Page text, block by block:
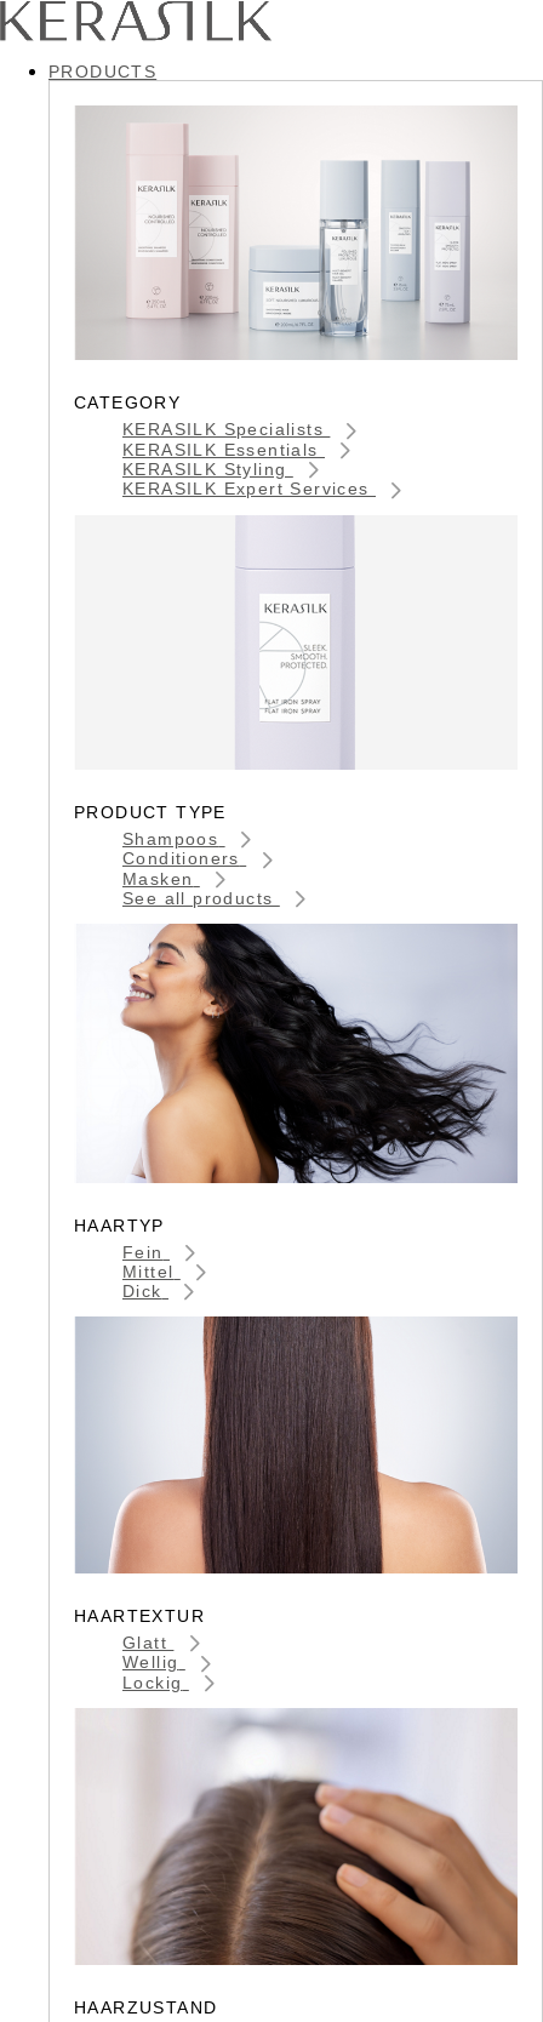
PRODUCTS
CATEGORY
KERASILK Specialists
KERASILK Essentials
KERASILK Styling
KERASILK Expert Services
PRODUCT TYPE
Shampoos
Conditioners
Masken
See all products
HAARTYP
Fein
Mittel
Dick
HAARTEXTUR
Glatt
Wellig
Lockig
HAARZUSTAND